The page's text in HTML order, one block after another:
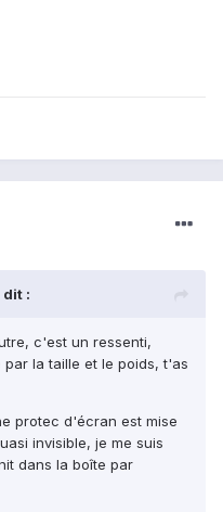
dit :
c'est un ressenti,
par la taille et le poids, t'as
protec d'écran est mise
invisible, je me suis
dans la boîte par